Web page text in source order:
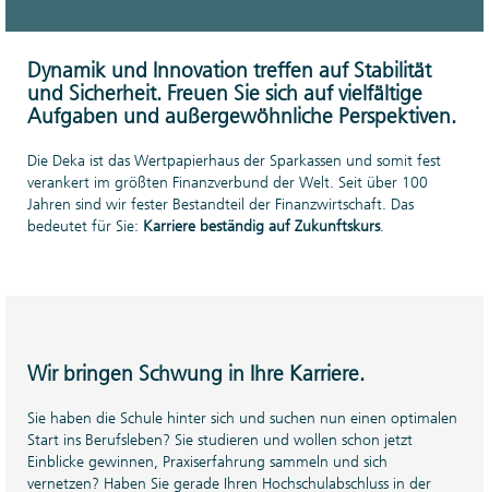
Dynamik und Innovation treffen auf Stabilität
und Sicherheit. Freuen Sie sich auf vielfältige
Aufgaben und außergewöhnliche Perspektiven.
Die Deka ist das Wertpapierhaus der Sparkassen und somit fest
verankert im größten Finanzverbund der Welt. Seit über 100
Jahren sind wir fester Bestandteil der Finanzwirtschaft. Das
bedeutet für Sie: Karriere beständig auf Zukunftskurs.
Wir bringen Schwung in Ihre Karriere.
Sie haben die Schule hinter sich und suchen nun einen optimalen
Start ins Berufsleben? Sie studieren und wollen schon jetzt
Einblicke gewinnen, Praxiserfahrung sammeln und sich
vernetzen? Haben Sie gerade Ihren Hochschulabschluss in der